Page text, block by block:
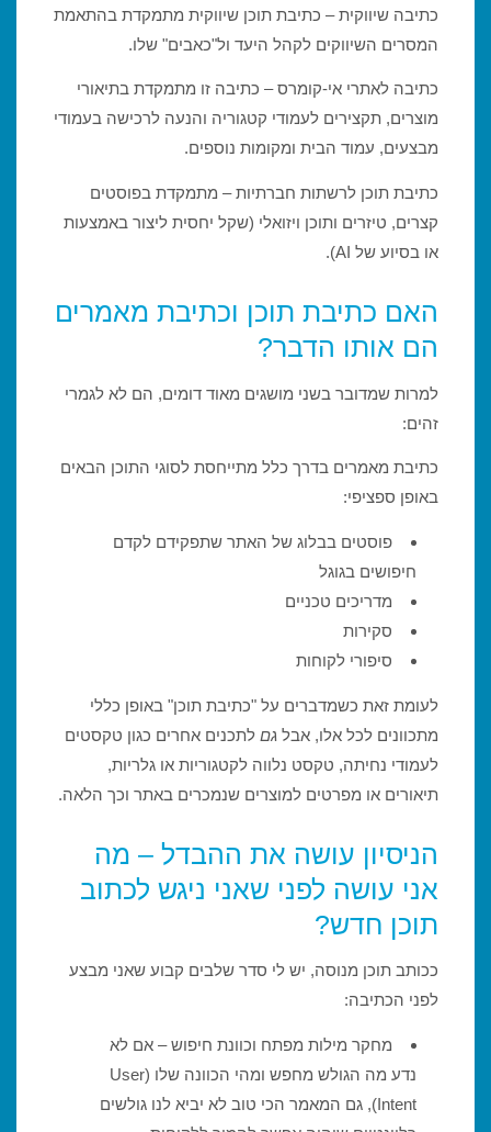
כתיבה שיווקית – כתיבת תוכן שיווקית מתמקדת בהתאמת
המסרים השיווקים לקהל היעד ול"כאבים" שלו.
כתיבה לאתרי אי-קומרס – כתיבה זו מתמקדת בתיאורי
מוצרים, תקצירים לעמודי קטגוריה והנעה לרכישה בעמודי
מבצעים, עמוד הבית ומקומות נוספים.
כתיבת תוכן לרשתות חברתיות – מתמקדת בפוסטים
קצרים, טיזרים ותוכן ויזואלי (שקל יחסית ליצור באמצעות
או בסיוע של AI).
האם כתיבת תוכן וכתיבת מאמרים
הם אותו הדבר?
למרות שמדובר בשני מושגים מאוד דומים, הם לא לגמרי
זהים:
כתיבת מאמרים בדרך כלל מתייחסת לסוגי התוכן הבאים
באופן ספציפי:
פוסטים בבלוג של האתר שתפקידם לקדם
חיפושים בגוגל
מדריכים טכניים
סקירות
סיפורי לקוחות
לעומת זאת כשמדברים על "כתיבת תוכן" באופן כללי
מתכוונים לכל אלו, אבלגם לתכנים אחרים כגון טקסטים
לעמודי נחיתה, טקסט נלווה לקטגוריות או גלריות,
תיאורים או מפרטים למוצרים שנמכרים באתר וכך הלאה.
הניסיון עושה את ההבדל – מה
אני עושה לפני שאני ניגש לכתוב
תוכן חדש?
ככותב תוכן מנוסה, יש לי סדר שלבים קבוע שאני מבצע
לפני הכתיבה:
מחקר מילות מפתח וכוונת חיפוש – אם לא
נדע מה הגולש מחפש ומהי הכוונה שלו (User
Intent), גם המאמר הכי טוב לא יביא לנו גולשים